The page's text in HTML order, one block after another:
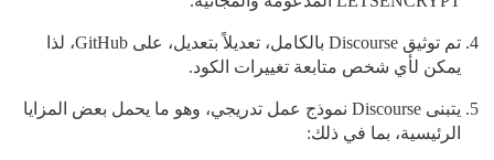
تم توثيق Discourse بالكامل، تعديلاً بتعديل، على GitHub، لذا
يمكن لأي شخص متابعة تغييرات الكود.
يتبنى Discourse نموذج عمل تدريجي، وهو ما يحمل بعض المزايا
الرئيسية، بما في ذلك: